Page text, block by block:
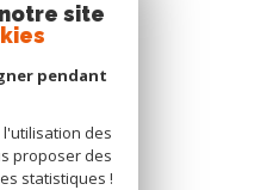
site
pendant
des
proposer des
statistiques !